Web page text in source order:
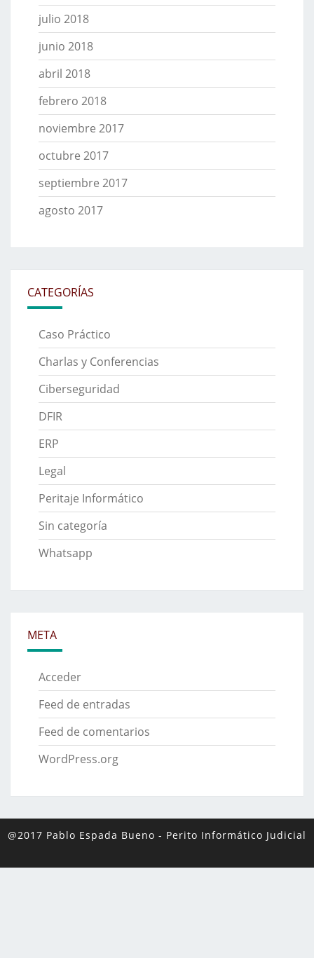
julio 2018
junio 2018
abril 2018
febrero 2018
noviembre 2017
octubre 2017
septiembre 2017
agosto 2017
CATEGORÍAS
Caso Práctico
Charlas y Conferencias
Ciberseguridad
DFIR
ERP
Legal
Peritaje Informático
Sin categoría
Whatsapp
META
Acceder
Feed de entradas
Feed de comentarios
WordPress.org
@2017 Pablo Espada Bueno - Perito Informático Judicial